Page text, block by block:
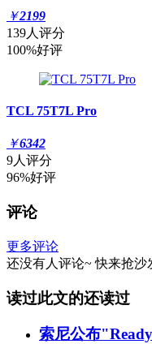
￥2199
139人评分
100%好评
TCL 75T7L Pro
￥6342
9人评分
96%好评
评论
更多评论
还没有人评论~ 快来抢沙
读过此文的还读过
索尼公布